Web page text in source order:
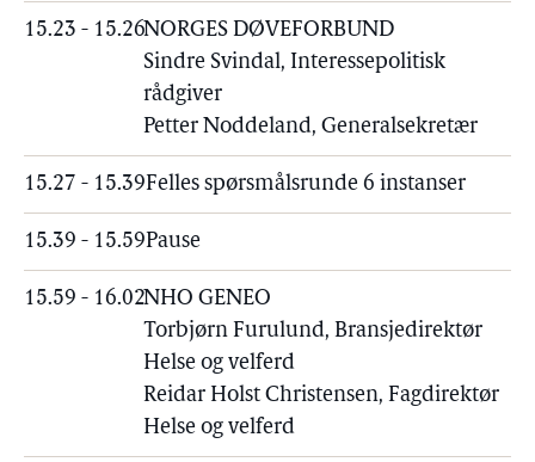
15.23 - 15.26NORGES DØVEFORBUND
Sindre Svindal, Interessepolitisk
rådgiver
Petter Noddeland, Generalsekretær
15.27 - 15.39Felles spørsmålsrunde 6 instanser
15.39 - 15.59Pause
15.59 - 16.02NHO GENEO
Torbjørn Furulund, Bransjedirektør
Helse og velferd
Reidar Holst Christensen, Fagdirektør
Helse og velferd